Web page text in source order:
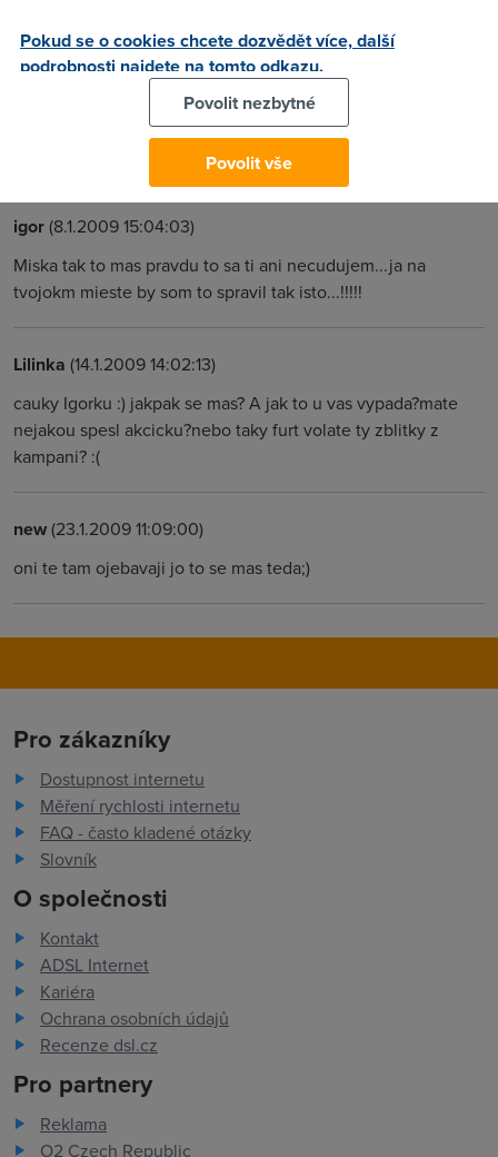
no proste me tady akorat ojebavaji..dva mesice cekam na to
az mi deji hpp nebo me preradi na ten passiv a ani jedno se
nestalo furt maj nejakej problem...takze na to kaslu a vracim
se asi zpet ale zatim si to nech pro sebe zlato ju? :) tak pa a
igor(8.1.2009 15:04:03)
Miska tak to mas pravdu to sa ti ani necudujem...ja na
tvojokm mieste by som to spravil tak isto...!!!!!
Lilinka (14.1.2009 14:02:13)
cauky Igorku :) jakpak se mas? A jak to u vas vypada?mate
nejakou spesl akcicku?nebo taky furt volate ty zblitky z
kampani? :(
new(23.1.2009 11:09:00)
oni te tam ojebavaji jo to se mas teda;)
Pro zákazníky
Dostupnost internetu
Měření rychlosti internetu
FAQ - často kladené otázky
Slovník
O společnosti
Kontakt
ADSL Internet
Kariéra
Ochrana osobních údajů
Recenze dsl.cz
Pro partnery
Reklama
O2 Czech Republic
Pokud se o cookies chcete dozvědět více, další
podrobnosti najdete na tomto odkazu.
Povolit nezbytné
Povolit vše